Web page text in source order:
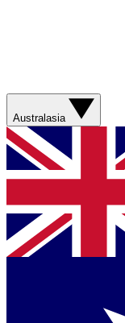
Australasia